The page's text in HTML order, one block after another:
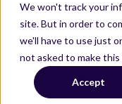
We won't track your
site. But in order to
we'll have to use just
not asked to make this
Accept